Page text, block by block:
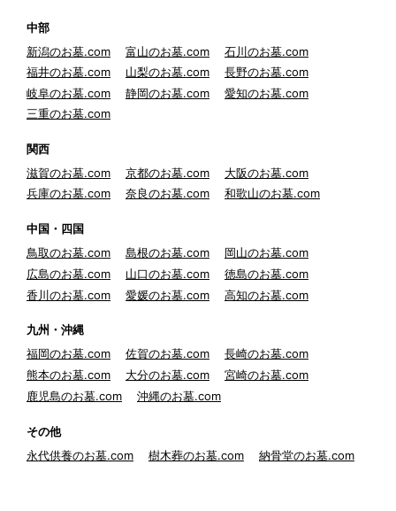
中部
新潟のお墓.com
富山のお墓.com
石川のお墓.com
福井のお墓.com
山梨のお墓.com
長野のお墓.com
岐阜のお墓.com
静岡のお墓.com
愛知のお墓.com
三重のお墓.com
関西
滋賀のお墓.com
京都のお墓.com
大阪のお墓.com
兵庫のお墓.com
奈良のお墓.com 和歌山のお墓.com
中国・四国
鳥取のお墓.com
島根のお墓.com
岡山のお墓.com
広島のお墓.com
山口のお墓.com
徳島のお墓.com
香川のお墓.com
愛媛のお墓.com 高知のお墓.com
九州・沖縄
福岡のお墓.com
佐賀のお墓.com
長崎のお墓.com
熊本のお墓.com
大分のお墓.com
宮崎のお墓.com
鹿児島のお墓.com
沖縄のお墓.com
その他
永代供養のお墓.com
樹木葬のお墓.com 納骨堂のお墓.com